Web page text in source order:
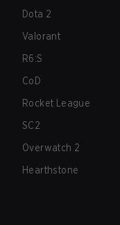
Dota 2
Valorant
R6:S
CoD
Rocket League
SC2
Overwatch 2
Hearthstone